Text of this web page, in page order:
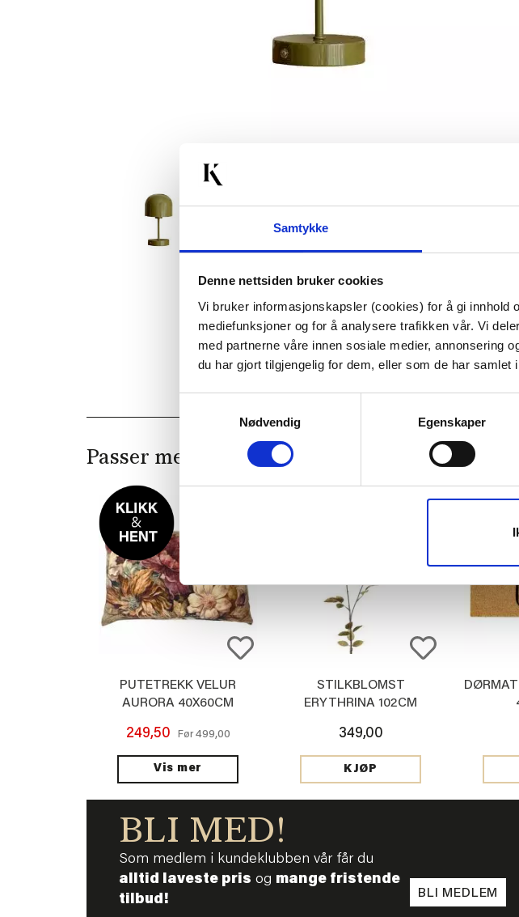
Samtykke
Denne nettsiden bruker cookies
Vi bruker informasjonskapsler (cookies) for å gi innhold
mediefunksjoner og for å analysere trafikken vår. Vi
med partnerne våre innen sosiale medier, annonsering
du har gjort tilgjengelig for dem, eller som de har samlet
Nødvendig
Egenskaper
Passer med
PUTETREKK VELUR
AURORA 40X60CM
249,50 Før499,00
Vis mer
STILKBLOMST
ERYTHRINA 102CM
349,00
KJØP
BLI MED!
Som medlem i kundeklubben vår får du
alltid laveste pris og mange fristende
tilbud!
BLI MEDLEM